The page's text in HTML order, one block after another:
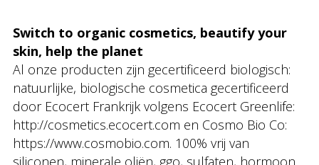
Switch to organic cosmetics, beautify your
skin, help the planet
Al onze producten zijn gecertificeerd biologisch:
natuurlijke, biologische cosmetica gecertificeerd
door Ecocert Frankrijk volgens Ecocert Greenlife:
http://cosmetics.ecocert.com en Cosmo Bio Co:
https://www.cosmobio.com. 100% vrij van
siliconen, minerale oliën, ggo, sulfaten, hormoon